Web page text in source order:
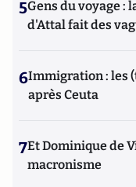
5Gens du voyage :
d'Attal fait des
6Immigration : les
après Ceuta
7Et Dominique de
macronisme